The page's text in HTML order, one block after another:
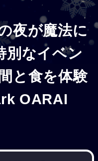
夜が魔法に
別なイベン
と食を体験
OARAI